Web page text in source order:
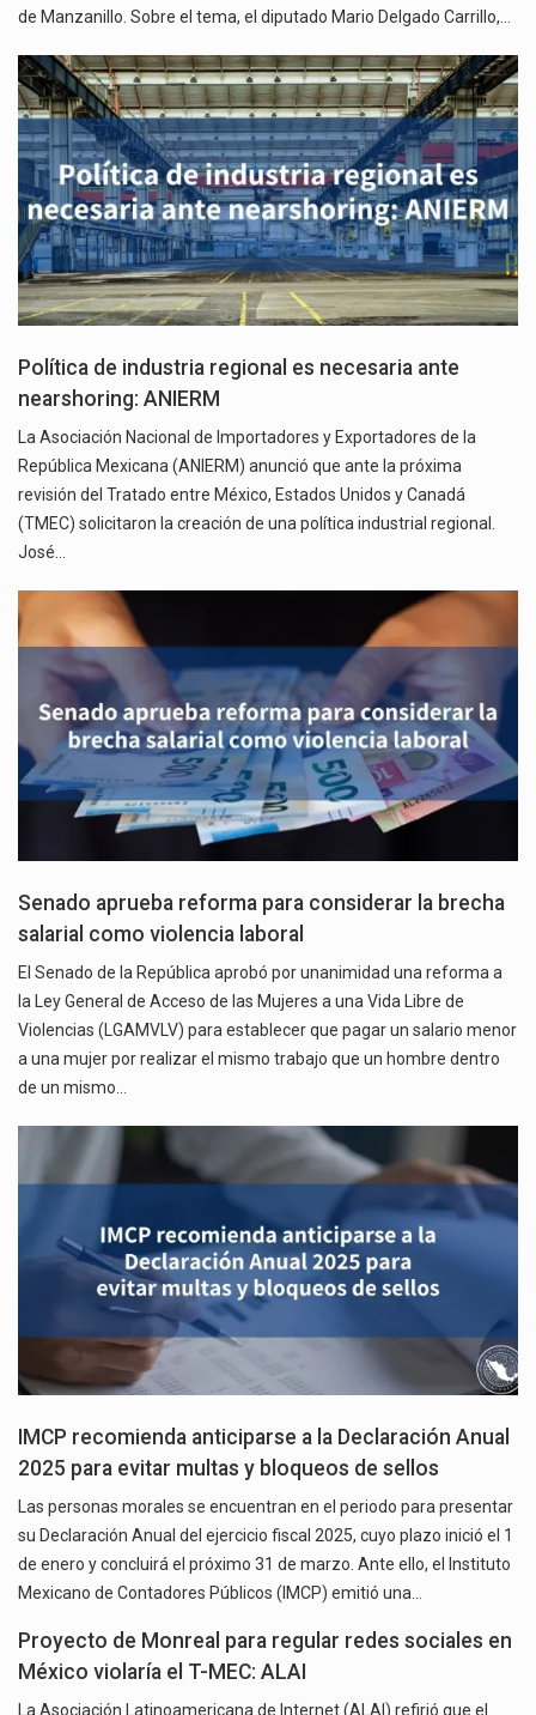
de Manzanillo. Sobre el tema, el diputado Mario Delgado Carrillo,…
Política de industria regional es necesaria ante
nearshoring: ANIERM
La Asociación Nacional de Importadores y Exportadores de la
República Mexicana (ANIERM) anunció que ante la próxima
revisión del Tratado entre México, Estados Unidos y Canadá
(TMEC) solicitaron la creación de una política industrial regional.
José…
Senado aprueba reforma para considerar la brecha
salarial como violencia laboral
El Senado de la República aprobó por unanimidad una reforma a
la Ley General de Acceso de las Mujeres a una Vida Libre de
Violencias (LGAMVLV) para establecer que pagar un salario menor
a una mujer por realizar el mismo trabajo que un hombre dentro
de un mismo…
IMCP recomienda anticiparse a la Declaración Anual
2025 para evitar multas y bloqueos de sellos
Las personas morales se encuentran en el periodo para presentar
su Declaración Anual del ejercicio fiscal 2025, cuyo plazo inició el 1
de enero y concluirá el próximo 31 de marzo. Ante ello, el Instituto
Mexicano de Contadores Públicos (IMCP) emitió una…
Proyecto de Monreal para regular redes sociales en
México violaría el T-MEC: ALAI
La Asociación Latinoamericana de Internet (ALAI) refirió que el